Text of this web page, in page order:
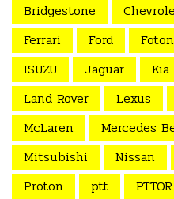
Bridgestone
Ferrari
Ford Foton
ISUZU
Jaguar Kia
Land Rover
Lexus
McLaren
Mercedes
Mitsubishi
Nissan
Proton
ptt PTTOR